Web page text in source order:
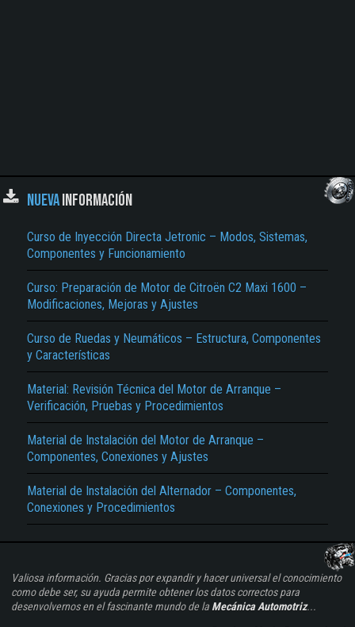
NUEVAINFORMACIÓN
Curso de Inyección Directa Jetronic – Modos, Sistemas,
Componentes y Funcionamiento
Curso: Preparación de Motor de Citroën C2 Maxi 1600 –
Modificaciones, Mejoras y Ajustes
Curso de Ruedas y Neumáticos – Estructura, Componentes
y Características
Material: Revisión Técnica del Motor de Arranque –
Verificación, Pruebas y Procedimientos
Material de Instalación del Motor de Arranque –
Componentes, Conexiones y Ajustes
Material de Instalación del Alternador – Componentes,
Conexiones y Procedimientos
Valiosa información. Gracias por expandir y hacer universal el conocimiento
como debe ser, su ayuda permite obtener los datos correctos para
desenvolvernos en el fascinante mundo de la Mecánica Automotriz...